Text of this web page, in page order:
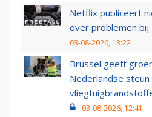
Netflix publiceert
over problemen bij
03-08-2026, 13:22
Brussel geeft
Nederlandse steun
03-08-2026, 12:41